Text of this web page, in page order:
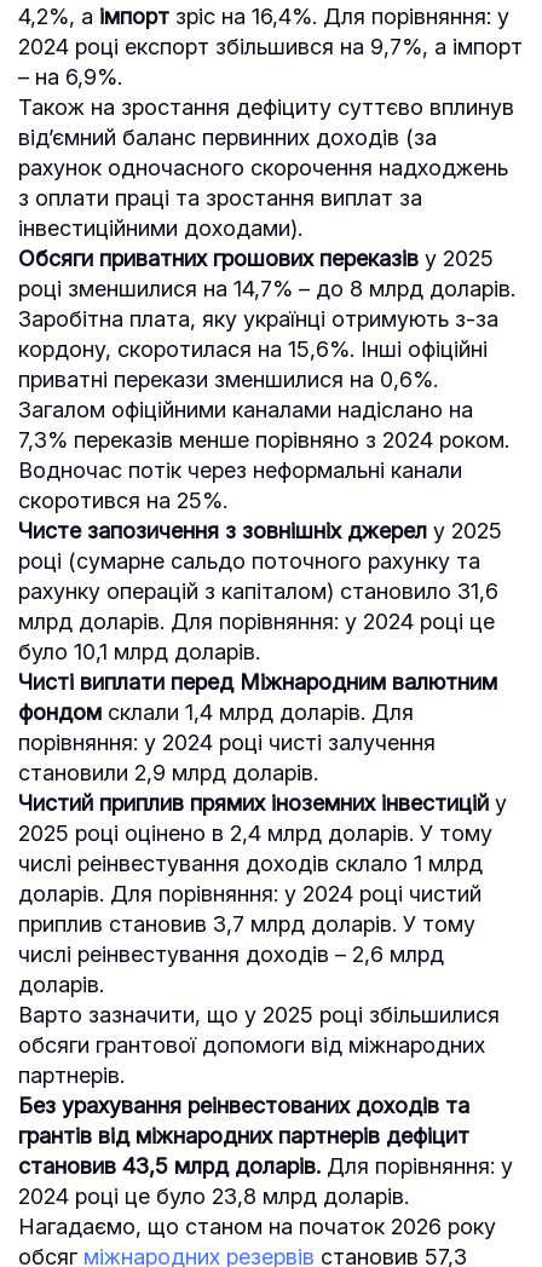
4,2%, а імпорт зріс на 16,4%. Для порівняння: у
2024 році експорт збільшився на 9,7%, а імпорт
– на 6,9%.
Також на зростання дефіциту суттєво вплинув
від’ємний баланс первинних доходів (за
рахунок одночасного скорочення надходжень
з оплати праці та зростання виплат за
інвестиційними доходами).
Обсяги приватних грошових переказів у 2025
році зменшилися на 14,7% – до 8 млрд доларів.
Заробітна плата, яку українці отримують з-за
кордону, скоротилася на 15,6%. Інші офіційні
приватні перекази зменшилися на 0,6%.
Загалом офіційними каналами надіслано на
7,3% переказів менше порівняно з 2024 роком.
Водночас потік через неформальні канали
скоротився на 25%.
Чисте запозичення з зовнішніх джерел у 2025
році (сумарне сальдо поточного рахунку та
рахунку операцій з капіталом) становило 31,6
млрд доларів. Для порівняння: у 2024 році це
було 10,1 млрд доларів.
Чисті виплати перед Міжнародним валютним
фондом склали 1,4 млрд доларів. Для
порівняння: у 2024 році чисті залучення
становили 2,9 млрд доларів.
Чистий приплив прямих іноземних інвестицій у
2025 році оцінено в 2,4 млрд доларів. У тому
числі реінвестування доходів склало 1 млрд
доларів. Для порівняння: у 2024 році чистий
приплив становив 3,7 млрд доларів. У тому
числі реінвестування доходів – 2,6 млрд
доларів.
Варто зазначити, що у 2025 році збільшилися
обсяги грантової допомоги від міжнародних
партнерів.
Без урахування реінвестованих доходів та
грантів від міжнародних партнерів дефіцит
становив 43,5 млрд доларів. Для порівняння: у
2024 році це було 23,8 млрд доларів.
Нагадаємо, що станом на початок 2026 року
обсяг міжнародних резервів становив 57,3